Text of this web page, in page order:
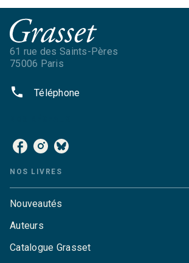
61 rue des Saints-Pères
75006 Paris
phone Téléphone
NOS LIVRES
Nouveautés
Auteurs
Catalogue Grasset